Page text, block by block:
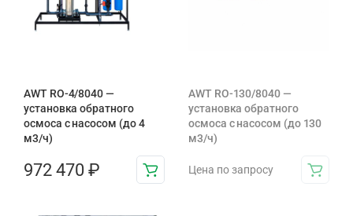
AWT RO-4/8040 —
установка обратного
осмоса с насосом (до 4
м3/ч)
972 470 ₽
AWT RO-130/8040 —
установка обратного
осмоса с насосом (до 130
м3/ч)
Цена по запросу